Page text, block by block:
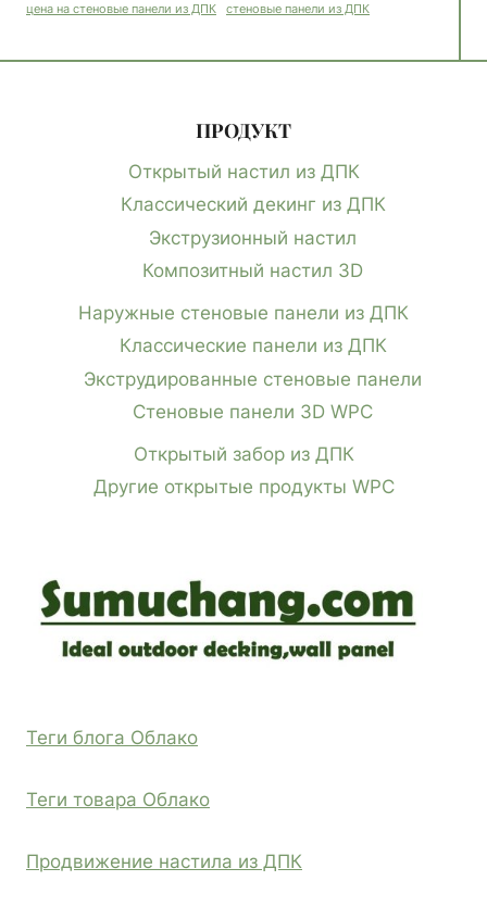
цена на стеновые панели из ДПК стеновые панели из ДПК
ПРОДУКТ
Открытый настил из ДПК
Классический декинг из ДПК
Экструзионный настил
Композитный настил 3D
Наружные стеновые панели из ДПК
Классические панели из ДПК
Экструдированные стеновые панели
Стеновые панели 3D WPC
Открытый забор из ДПК
Другие открытые продукты WPC
Теги блога Облако
Теги товара Облако
Продвижение настила из ДПК